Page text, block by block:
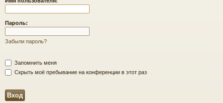
и
Пароль:
Забыли пароль?
Запомнить меня
Скрыть моё пребывание на конференции в этот раз